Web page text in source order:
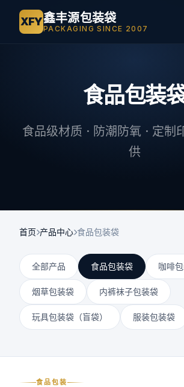
XFY鑫丰源包装袋
PACKAGING SINCE 2007
食品包装
食品级材质 · 防潮防氧 · 定制
供
首页 产品中心 食品包装袋
全部产品 食品包装袋 咖啡
烟草包装袋 内裤袜子包装袋
玩具包装袋（盲袋） 服装包装袋
食品包装